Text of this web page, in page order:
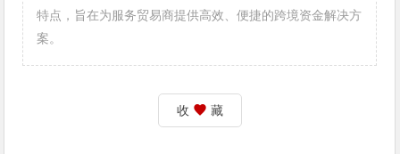
特点，旨在为服务贸易商提供高效、便捷的跨境资金解决方
案。
收 藏